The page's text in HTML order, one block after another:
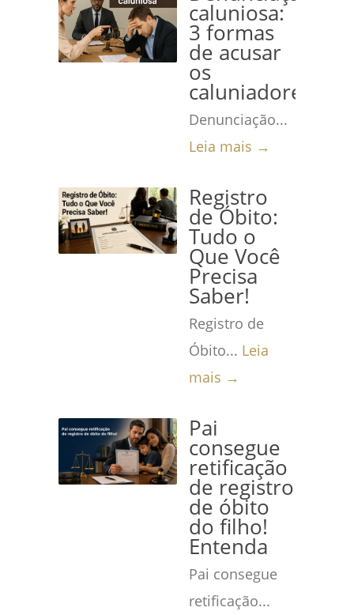
caluniosa:
3 formas
de acusar
os
caluniadores
Denunciação...
Leia mais →
Registro
de Óbito:
Tudo o
Que Você
Precisa
Saber!
Registro de
Óbito... Leia
mais →
Pai
consegue
retificação
de registro
de óbito
do filho!
Entenda
Pai consegue
retificação...